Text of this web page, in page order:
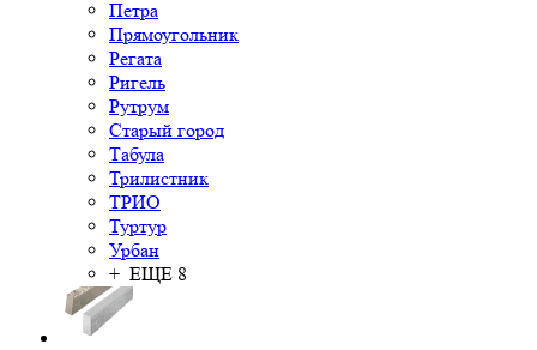
Петра
Прямоугольник
Регата
Ригель
Рутрум
Старый город
Табула
Трилистник
ТРИО
Туртур
Урбан
+ ЕЩЕ 8